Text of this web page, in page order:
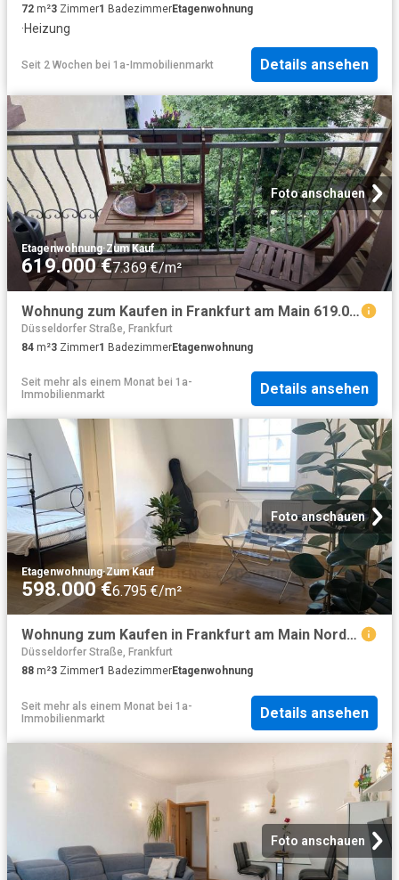
72 m²3 Zimmer1 BadezimmerEtagenwohnung
·Heizung
Seit 2 Wochen bei 1a-Immobilienmarkt Details ansehen
Foto anschauen
Etagenwohnung·Zum Kauf
619.000 €7.369 €/m²
Wohnung zum Kaufen in Frankfurt am Main 619.000,00 EUR 84 m²
Düsseldorfer Straße, Frankfurt
84 m²3 Zimmer1 BadezimmerEtagenwohnung
Seit mehr als einem Monat bei 1a-
Immobilienmarkt
Details ansehen
Foto anschauen
Etagenwohnung·Zum Kauf
598.000 €6.795 €/m²
Wohnung zum Kaufen in Frankfurt am Main Nordend 598.000,00 EUR 88 m²
Düsseldorfer Straße, Frankfurt
88 m²3 Zimmer1 BadezimmerEtagenwohnung
Seit mehr als einem Monat bei 1a-
Immobilienmarkt
Details ansehen
Foto anschauen